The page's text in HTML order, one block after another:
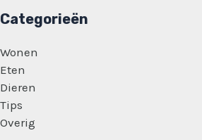
Categorieën
Wonen
Eten
Dieren
Tips
Overig